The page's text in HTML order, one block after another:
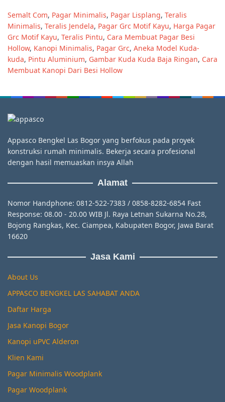
Semalt Com, Pagar Minimalis, Pagar Lisplang, Teralis
Minimalis, Teralis Jendela, Pagar Grc Motif Kayu, Harga Pagar
Grc Motif Kayu, Teralis Pintu, Cara Membuat Pagar Besi
Hollow, Kanopi Minimalis, Pagar Grc, Aneka Model Kuda-
kuda, Pintu Aluminium, Gambar Kuda Kuda Baja Ringan, Cara
Membuat Kanopi Dari Besi Hollow
Appasco Bengkel Las Bogor yang berfokus pada proyek
konstruksi rumah minimalis. Bekerja secara profesional
dengan hasil memuaskan insya Allah
Alamat
Nomor Handphone: 0812-522-7383 / 0858-8282-6854 Fast
Response: 08.00 - 20.00 WIB Jl. Raya Letnan Sukarna No.28,
Bojong Rangkas, Kec. Ciampea, Kabupaten Bogor, Jawa Barat
16620
Jasa Kami
About Us
APPASCO BENGKEL LAS SAHABAT ANDA
Daftar Harga
Jasa Kanopi Bogor
Kanopi uPVC Alderon
Klien Kami
Pagar Minimalis Woodplank
Pagar Woodplank